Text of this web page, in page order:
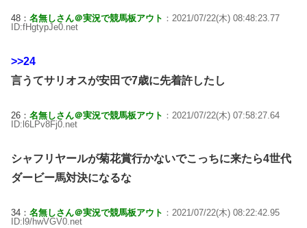
48： 名無しさん＠実況で競馬板アウト ：2021/07/22(木) 08:48:23.77
ID:fHgtypJe0.net
>>24
言うてサリオスが安田で7歳に先着許したし
26： 名無しさん＠実況で競馬板アウト ：2021/07/22(木) 07:58:27.64
ID:l6LPv8Fj0.net
シャフリヤールが菊花賞行かないでこっちに来たら4世代
ダービー馬対決になるな
34： 名無しさん＠実況で競馬板アウト ：2021/07/22(木) 08:22:42.95
ID:l9/hwVGV0.net